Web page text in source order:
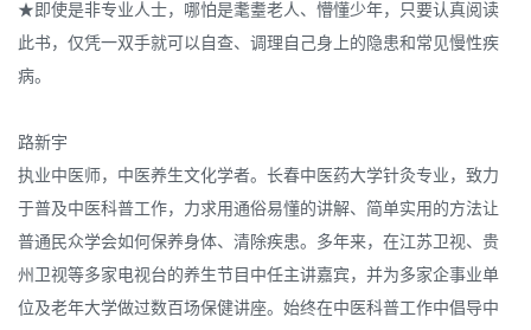
★即使是非专业人士，哪怕是耄耋老人、懵懂少年，只要认真阅读
此书，仅凭一双手就可以自查、调理自己身上的隐患和常见慢性疾
病。
路新宇
执业中医师，中医养生文化学者。长春中医药大学针灸专业，致力
于普及中医科普工作，力求用通俗易懂的讲解、简单实用的方法让
普通民众学会如何保养身体、清除疾患。多年来，在江苏卫视、贵
州卫视等多家电视台的养生节目中任主讲嘉宾，并为多家企事业单
位及老年大学做过数百场保健讲座。始终在中医科普工作中倡导中